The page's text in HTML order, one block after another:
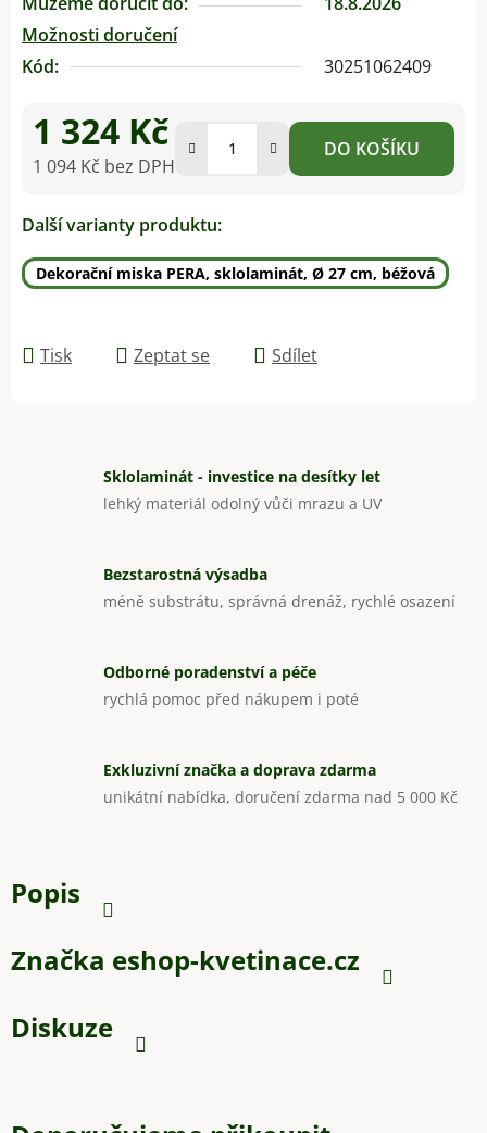
Možnosti doručení
Kód:
30251062409
1 324 Kč
1 094 Kč bez DPH
DO KOŠÍKU
Další varianty produktu:
Dekorační miska PERA, sklolaminát, Ø 27 cm, béžová
Tisk Zeptat se Sdílet
Sklolaminát - investice na desítky let
lehký materiál odolný vůči mrazu a UV
Bezstarostná výsadba
méně substrátu, správná drenáž, rychlé osazení
Odborné poradenství a péče
rychlá pomoc před nákupem i poté
Exkluzivní značka a doprava zdarma
unikátní nabídka, doručení zdarma nad 5 000 Kč
Popis
Značka eshop-kvetinace.cz
Diskuze